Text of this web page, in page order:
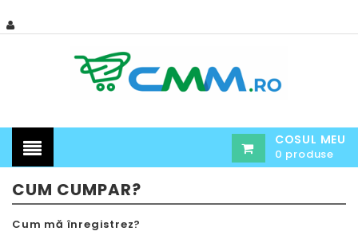
COSUL MEU
0 produse
CUM CUMPAR?
Cum mă înregistrez?